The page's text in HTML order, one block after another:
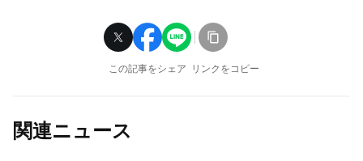
この記事をシェア リンクをコピー
関連ニュース